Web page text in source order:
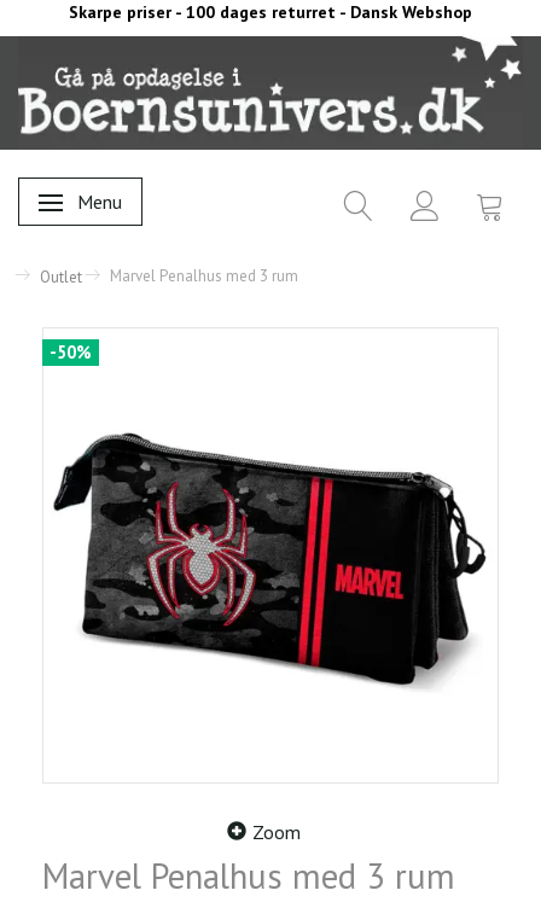
Skarpe priser - 100 dages returret - Dansk Webshop
Skifte navigation
Menu
Outlet Marvel Penalhus med 3 rum
-50%
Zoom
Marvel Penalhus med 3 rum